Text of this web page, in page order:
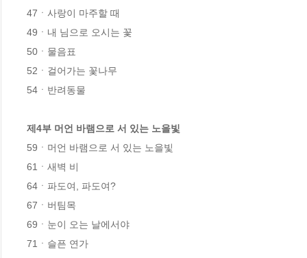
47ㆍ사랑이 마주할 때
49ㆍ내 님으로 오시는 꽃
50ㆍ물음표
52ㆍ걸어가는 꽃나무
54ㆍ반려동물
제4부 머언 바램으로 서 있는 노을빛
59ㆍ머언 바램으로 서 있는 노을빛
61ㆍ새벽 비
64ㆍ파도여, 파도여?
67ㆍ버팀목
69ㆍ눈이 오는 날에서야
71ㆍ슬픈 연가